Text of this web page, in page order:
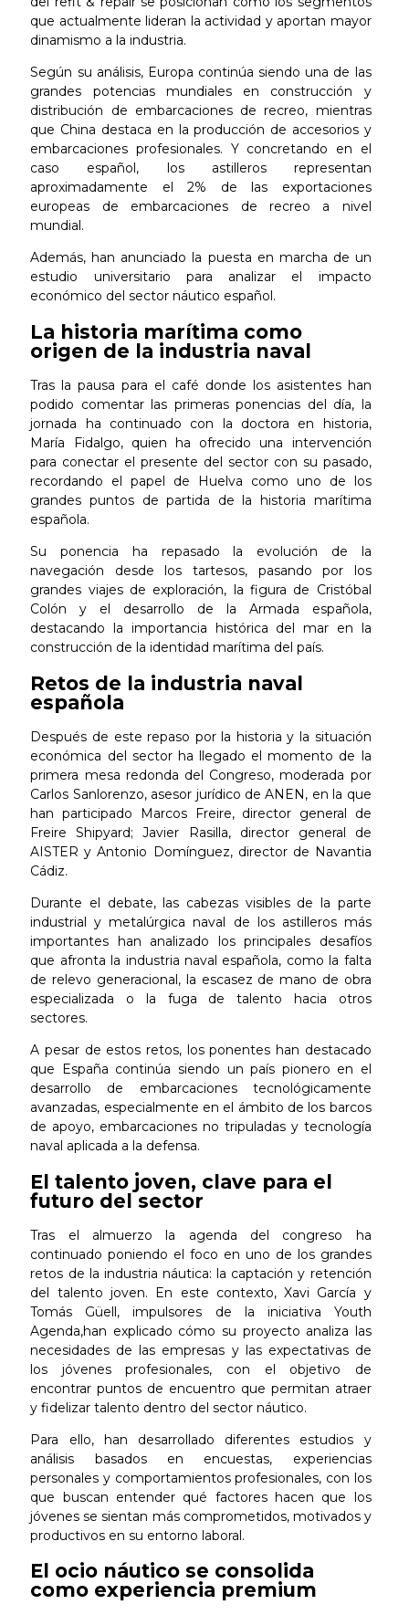
que actualmente lideran la actividad y aportan mayor
dinamismo a la industria.
Según su análisis, Europa continúa siendo una de las
grandes potencias mundiales en construcción y
distribución de embarcaciones de recreo, mientras
que China destaca en la producción de accesorios y
embarcaciones profesionales. Y concretando en el
caso español, los astilleros representan
aproximadamente el 2% de las exportaciones
europeas de embarcaciones de recreo a nivel
mundial.
Además, han anunciado la puesta en marcha de un
estudio universitario para analizar el impacto
económico del sector náutico español.
La historia marítima como
origen de la industria naval
Tras la pausa para el café donde los asistentes han
podido comentar las primeras ponencias del día, la
jornada ha continuado con la doctora en historia,
María Fidalgo, quien ha ofrecido una intervención
para conectar el presente del sector con su pasado,
recordando el papel de Huelva como uno de los
grandes puntos de partida de la historia marítima
española.
Su ponencia ha repasado la evolución de la
navegación desde los tartesos, pasando por los
grandes viajes de exploración, la figura de Cristóbal
Colón y el desarrollo de la Armada española,
destacando la importancia histórica del mar en la
construcción de la identidad marítima del país.
Retos de la industria naval
española
Después de este repaso por la historia y la situación
económica del sector ha llegado el momento de la
primera mesa redonda del Congreso, moderada por
Carlos Sanlorenzo, asesor jurídico de ANEN, en la que
han participado Marcos Freire, director general de
Freire Shipyard; Javier Rasilla, director general de
AISTER y Antonio Domínguez, director de Navantia
Cádiz.
Durante el debate, las cabezas visibles de la parte
industrial y metalúrgica naval de los astilleros más
importantes han analizado los principales desafíos
que afronta la industria naval española, como la falta
de relevo generacional, la escasez de mano de obra
especializada o la fuga de talento hacia otros
sectores.
A pesar de estos retos, los ponentes han destacado
que España continúa siendo un país pionero en el
desarrollo de embarcaciones tecnológicamente
avanzadas, especialmente en el ámbito de los barcos
de apoyo, embarcaciones no tripuladas y tecnología
naval aplicada a la defensa.
El talento joven, clave para el
futuro del sector
Tras el almuerzo la agenda del congreso ha
continuado poniendo el foco en uno de los grandes
retos de la industria náutica: la captación y retención
del talento joven. En este contexto, Xavi García y
Tomás Güell, impulsores de la iniciativa Youth
Agenda,han explicado cómo su proyecto analiza las
necesidades de las empresas y las expectativas de
los jóvenes profesionales, con el objetivo de
encontrar puntos de encuentro que permitan atraer
y fidelizar talento dentro del sector náutico.
Para ello, han desarrollado diferentes estudios y
análisis basados en encuestas, experiencias
personales y comportamientos profesionales, con los
que buscan entender qué factores hacen que los
jóvenes se sientan más comprometidos, motivados y
productivos en su entorno laboral.
El ocio náutico se consolida
como experiencia premium